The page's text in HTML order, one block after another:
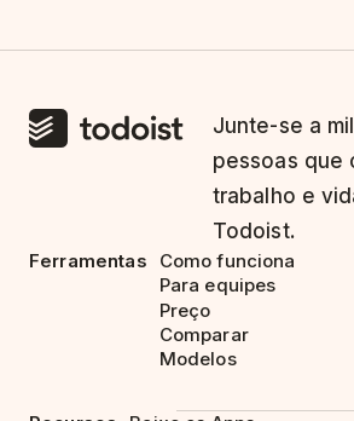
Junte-se a
pessoas que
trabalho e
Todoist.
Ferramentas
Como funciona
Para equipes
Preço
Comparar
Modelos